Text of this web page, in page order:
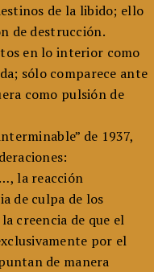
de la libido; ello
de destrucción.
en lo interior como
sólo comparece ante
como pulsión de
de 1937,
la reacción
de culpa de los
creencia de que el
por el
de manera